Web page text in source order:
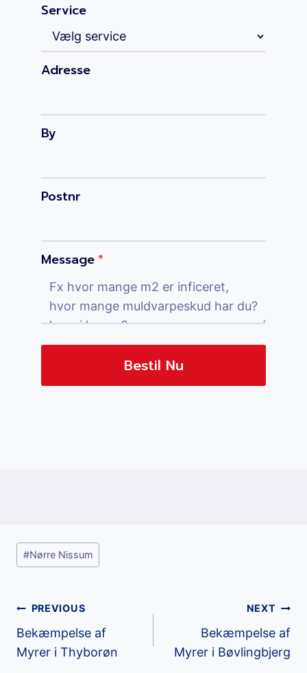
Service
Adresse
By
Postnr
Message*
Bestil Nu
Post
Tags:
#Nørre Nissum
Post
navigation
PREVIOUS
Bekæmpelse af
Myrer i Thyborøn
NEXT
Bekæmpelse af
Myrer i Bøvlingbjerg